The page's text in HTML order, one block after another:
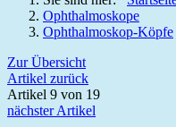
Ophthalmoskope
Ophthalmoskop-Köpfe
Zur Übersicht
Artikel zurück
Artikel 9 von 19
nächster Artikel